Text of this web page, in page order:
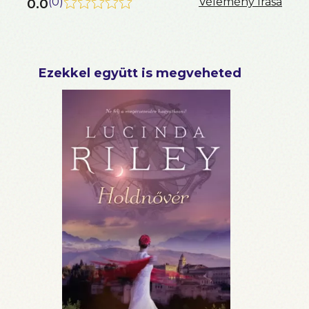
0.0
Ezekkel együtt is megveheted